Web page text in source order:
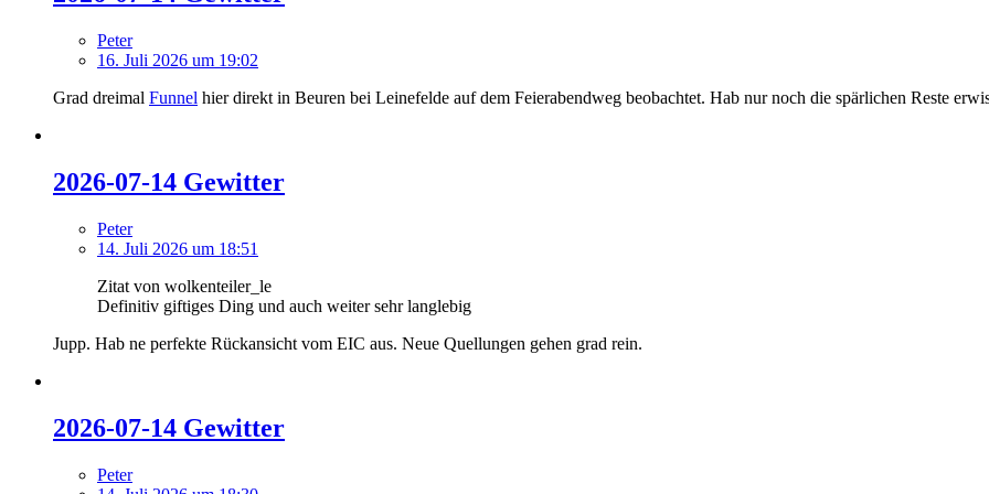
Peter
16. Juli 2026 um 19:02
Grad dreimal Funnel hier direkt in Beuren bei Leinefelde auf dem Feierabendweg beobachtet. Hab nur noch die spärlichen Reste
2026-07-14 Gewitter
Peter
14. Juli 2026 um 18:51
Zitat von wolkenteiler_le
Definitiv giftiges Ding und auch weiter sehr langlebig
Jupp. Hab ne perfekte Rückansicht vom EIC aus. Neue Quellungen gehen grad rein.
2026-07-14 Gewitter
Peter